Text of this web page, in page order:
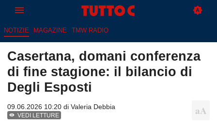
NOTIZIE MAGAZINE TMW RADIO
Casertana, domani conferenza
di fine stagione: il bilancio di
Degli Esposti
09.06.2026 10:20 di Valeria Debbia
VEDI LETTURE